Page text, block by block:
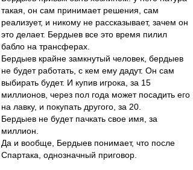
такая, он сам принимает решения, сам
реализует, и никому не рассказывает, зачем он
это делает. Бердыев все это время пилил
бабло на трансферах.
Бердыев крайне замкнутый человек, бердыев
не будет работать, с кем ему дадут. Он сам
выбирать будет. И купив игрока, за 15
миллионов, через пол года может посадить его
на лавку, и покупать другого, за 20.
Бердыев не будет пачкать свое имя, за
миллион.
Да и вообще, Бердыев понимает, что после
Спартака, однозначный приговор.